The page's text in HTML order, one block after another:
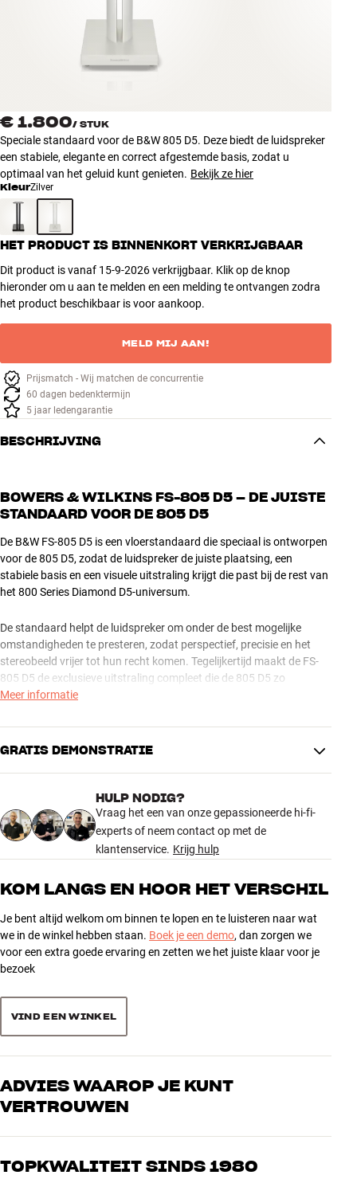
INSPIRATIE
NIEUW
AANBIEDINGEN
Klantenservice
Inloggen
Klantenservice
Bouw met geluid
€ 1.800/ STUK
Speciale standaard voor de B&W 805 D5. Deze biedt de luidspreker
een stabiele, elegante en correct afgestemde basis, zodat u
optimaal van het geluid kunt genieten. Bekijk ze hier
KleurZilver
HET PRODUCT IS BINNENKORT VERKRIJGBAAR
Dit product is vanaf 15-9-2026 verkrijgbaar. Klik op de knop
hieronder om u aan te melden en een melding te ontvangen zodra
het product beschikbaar is voor aankoop.
MELD MIJ AAN!
Prijsmatch - Wij matchen de concurrentie
60 dagen bedenktermijn
5 jaar ledengarantie
BESCHRIJVING
BOWERS & WILKINS FS-805 D5 – DE JUISTE
STANDAARD VOOR DE 805 D5
De B&W FS-805 D5 is een vloerstandaard die speciaal is ontworpen
voor de 805 D5, zodat de luidspreker de juiste plaatsing, een
stabiele basis en een visuele uitstraling krijgt die past bij de rest van
het 800 Series Diamond D5-universum.
De standaard helpt de luidspreker om onder de best mogelijke
omstandigheden te presteren, zodat perspectief, precisie en het
stereobeeld vrijer tot hun recht komen. Tegelijkertijd maakt de FS-
805 D5 de exclusieve uitstraling compleet die de 805 D5 zo
bijzonder maakt – ook als er geen muziek speelt.
Kijk uit naar september, wanneer we de 800 Series Diamond D5
officieel lanceren. Meer informatie volgt.
beluisteren in de volgende HiFi Klubben-winkels:
Amsterdam | Rotterdam
Meer van Bowers & Wilkins
Meer informatie
GRATIS DEMONSTRATIE
HULP NODIG?
Vraag het een van onze gepassioneerde hi-fi-
experts of neem contact op met de
klantenservice. Krijg hulp
KOM LANGS EN HOOR HET VERSCHIL
Je bent altijd welkom om binnen te lopen en te luisteren naar wat
we in de winkel hebben staan. Boek je een demo, dan zorgen we
voor een extra goede ervaring en zetten we het juiste klaar voor je
bezoek
VIND EEN WINKEL
ADVIES WAAROP JE KUNT
VERTROUWEN
Onze medewerkers zijn echte liefhebbers die de producten door en
muziek als home cinema. Vertel ons wat je zoekt, dan vinden we
TOPKWALITEIT SINDS 1980